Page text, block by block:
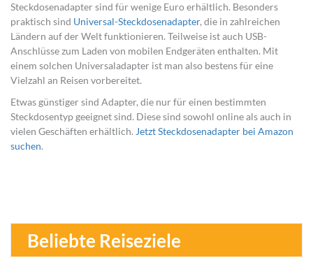
Steckdosenadapter sind für wenige Euro erhältlich. Besonders
praktisch sind Universal-Steckdosenadapter, die in zahlreichen
Ländern auf der Welt funktionieren. Teilweise ist auch USB-
Anschlüsse zum Laden von mobilen Endgeräten enthalten. Mit
einem solchen Universaladapter ist man also bestens für eine
Vielzahl an Reisen vorbereitet.
Etwas günstiger sind Adapter, die nur für einen bestimmten
Steckdosentyp geeignet sind. Diese sind sowohl online als auch in
vielen Geschäften erhältlich. Jetzt Steckdosenadapter bei Amazon
suchen.
Beliebte Reiseziele